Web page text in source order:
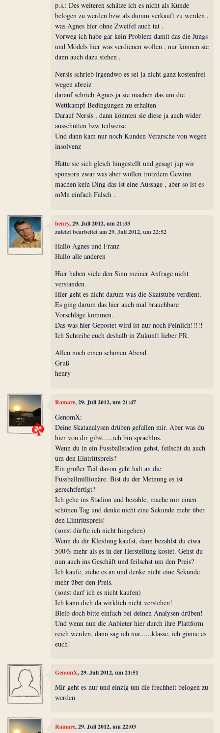
p.s.: Des weiteren schätze ich es nicht als Kunde
belogen zu werden bzw als dumm verkauft zu werden ,
was Agnes hier ohne Zweifel auch tat .
Vorweg ich habe gar kein Problem damit das die Jungs
und Mödels hier was verdienen wollen , nur können sie
dann auch dazu stehen .
Nersis schrieb irgendwo es sei ja nicht ganz kostenfrei
wegen abreiz
darauf schrieb Agnes ja sie machen das um die
Wettkampf Bedingungen zu erhalten
Darauf Nersis , dann könnten sie diese ja auch wider
ausschütten bzw teilweise
Und dann kam nur noch Kunden Verarsche von wegen
insolvenz
Hätte sie sich gleich hingestellt und gesagt jup wir
sponsorn zwar was aber wollen trotzdem Gewinn
machen kein Ding das ist eine Aussage , aber so ist es
mMn einfach Falsch .
henry, 29. Juli 2012, um 21:33
zuletzt bearbeitet am 29. Juli 2012, um 22:52
Hallo Agnes und Franz
Hallo alle anderen
Hier haben viele den Sinn meiner Anfrage nicht
verstanden.
Hier geht es nicht darum was die Skatstube verdient.
Es ging darum das hier auch mal brauchbare
Vorschläge kommen.
Das was hier Gepostet wird ist nur noch Peinlich!!!!!
Ich Schreibe euch deshalb in Zukunft lieber PR.
Allen noch einen schönen Abend
Gruß
henry
Ramare, 29. Juli 2012, um 21:47
GenomX:
Deine Skatanalysen drüben gefallen mir. Aber was du
hier von dir gibst....,ich bin sprachlos.
Wenn du in ein Fussballstadion gehst, feilscht du auch
um den Eintrittspreis?
Ein großer Teil davon geht halt an die
Fussballmillionäre. Bist du der Meinung es ist
gerechtfertigt?
Ich gehe ins Stadion und bezahle, mache mir einen
schönen Tag und denke nicht eine Sekunde mehr über
den Eintrittspreis!
(sonst dürfte ich nicht hingehen)
Wenn du dir Kleidung kaufst, dann bezahlst du etwa
500% mehr als es in der Herstellung kostet. Gehst du
nun auch ins Geschäft und feilschst um den Preis?
Ich kaufe, ziehe es an und denke nicht eine Sekunde
mehr über den Preis.
(sonst darf ich es nicht kaufen)
Ich kann dich da wirklich nicht verstehen!
Bleib doch bitte einfach bei deinen Analysen drüben!
Und wenn nun die Anbieter hier durch ihre Plattform
reich werden, dann sag ich nur.....,klasse, ich gönne es
euch!
GenomX, 29. Juli 2012, um 21:51
Mir geht es nur und einzig um die frechheit belogen zu
werden
Ramare, 29. Juli 2012, um 22:03